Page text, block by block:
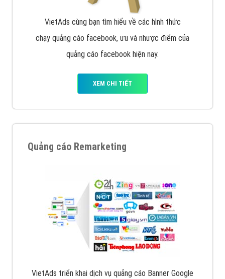
VietAds cùng bạn tìm hiểu về các hình thức
chạy quảng cáo facebook, ưu và nhược điểm của
quảng cáo facebook hiện nay.
XEM CHI TIẾT
Quảng cáo Remarketing
VietAds triển khai dịch vụ quảng cáo Banner Google